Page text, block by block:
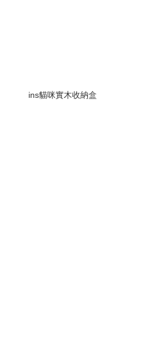
ins貓咪實木收納盒